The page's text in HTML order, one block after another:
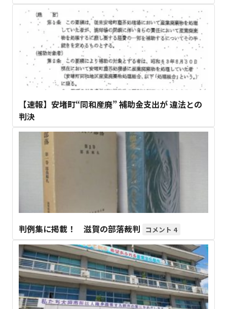
【速報】安堵町“同和産廃” 補助金支出が 違法との
判決
判例集に掲載！ 滋賀の部落裁判 4